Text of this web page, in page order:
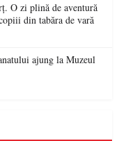
O zi plină de aventură
din tabăra de vară
ajung la Muzeul